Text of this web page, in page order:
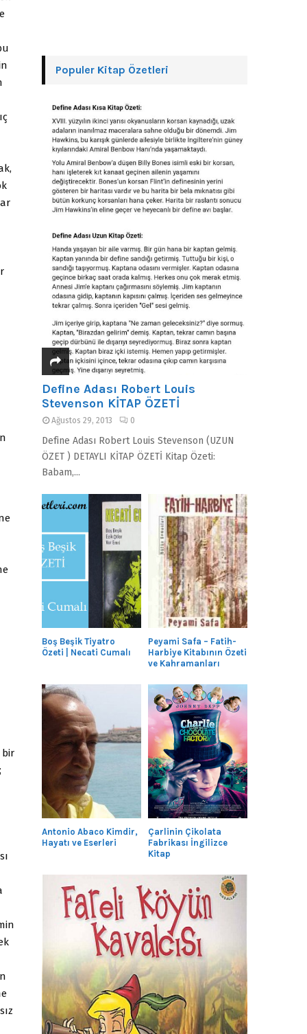
bir
Populer Kitap Özetleri
Define Adası Robert Louis
Stevenson KİTAP ÖZETİ
Ağustos 29, 2013 0
Define Adası Robert Louis Stevenson (UZUN
ÖZET ) DETAYLI KİTAP ÖZETİ Kitap Özeti:
Babam,...
Boş Beşik Tiyatro
Özeti | Necati Cumalı
Peyami Safa – Fatih-
Harbiye Kitabının Özeti
ve Kahramanları
Antonio Abaco Kimdir,
Hayatı ve Eserleri
Çarlinin Çikolata
Fabrikası İngilizce
Kitap